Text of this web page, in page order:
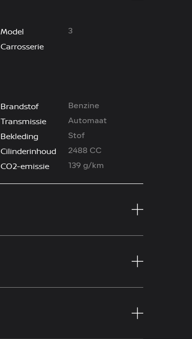
Model 3
Carrosserie
Brandstof Benzine
Transmissie Automaat
Bekleding Stof
Cilinderinhoud 2488 CC
CO2-emissie 139 g/km